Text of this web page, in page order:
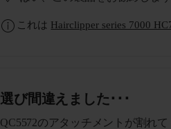
これは Hairclipper series 7000
選び間違えました･･･
QC5572のアタッチメントが割れ